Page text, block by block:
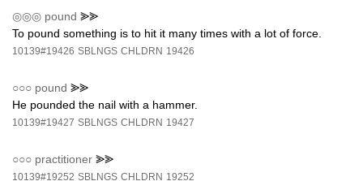
◎◎◎ pound ⪢⪢
To pound something is to hit it many times with a lot of force.
10139#19426 SBLNGS CHLDRN 19426
○○○ pound ⪢⪢
He pounded the nail with a hammer.
10139#19427 SBLNGS CHLDRN 19427
○○○ practitioner ⪢⪢
10139#19252 SBLNGS CHLDRN 19252